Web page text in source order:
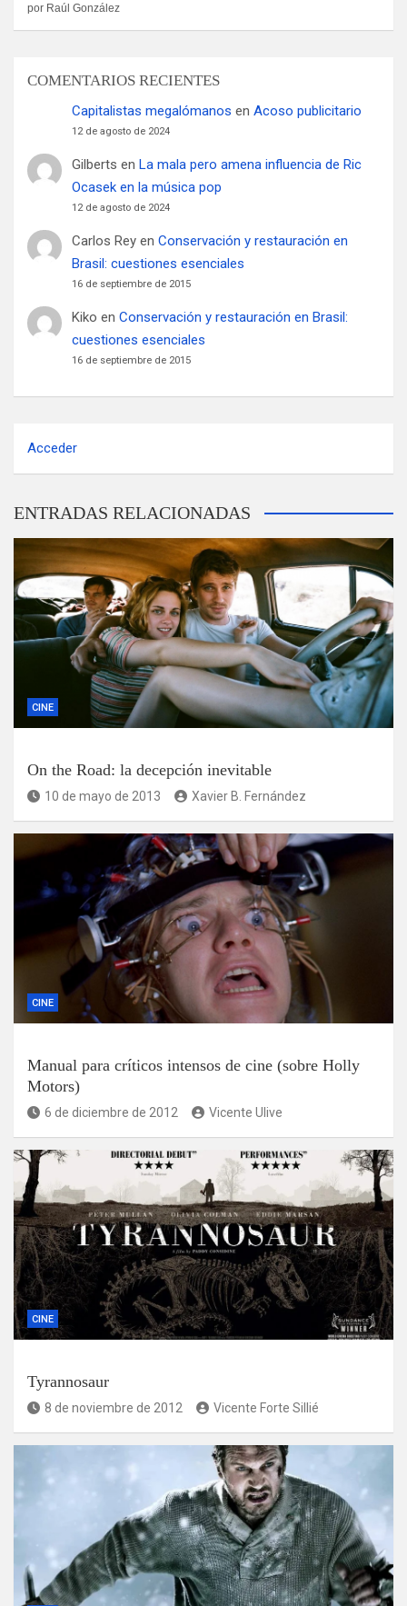
por Raúl González
COMENTARIOS RECIENTES
Capitalistas megalómanos en Acoso publicitario
12 de agosto de 2024
Gilberts en La mala pero amena influencia de Ric
Ocasek en la música pop
12 de agosto de 2024
Carlos Reyen Conservación y restauración en
Brasil: cuestiones esenciales
16 de septiembre de 2015
Kiko en Conservación y restauración en Brasil:
cuestiones esenciales
16 de septiembre de 2015
Acceder
ENTRADAS RELACIONADAS
CINE
On the Road: la decepción inevitable
10 de mayo de 2013 Xavier B. Fernández
CINE
Manual para críticos intensos de cine (sobre Holly
Motors)
6 de diciembre de 2012 Vicente Ulive
CINE
Tyrannosaur
8 de noviembre de 2012 Vicente Forte Sillié